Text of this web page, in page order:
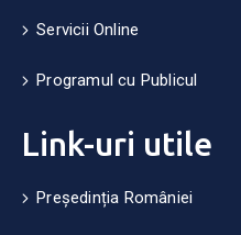
Servicii Online
Programul cu Publicul
Link-uri utile
Președinția României